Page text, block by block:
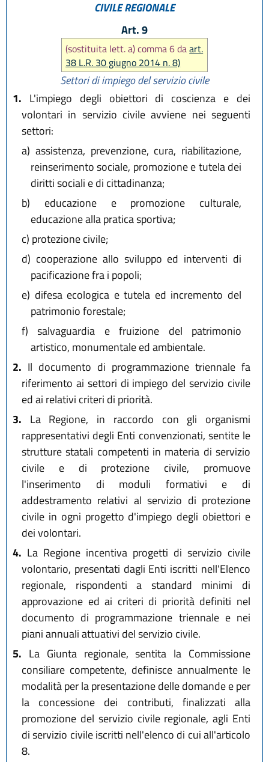
CIVILE REGIONALE
Art. 9
(sostituita lett. a) comma 6 daart.
38 L.R. 30 giugno 2014 n. 8)
Settori di impiego del servizio civile
1. L'impiego degli obiettori di coscienza e dei
volontari in servizio civile avviene nei seguenti
settori:
a) assistenza, prevenzione, cura, riabilitazione,
reinserimento sociale, promozione e tutela dei
diritti sociali e di cittadinanza;
b) educazione e promozione culturale,
educazione alla pratica sportiva;
c) protezione civile;
d) cooperazione allo sviluppo ed interventi di
pacificazione fra i popoli;
e) difesa ecologica e tutela ed incremento del
patrimonio forestale;
f) salvaguardia e fruizione del patrimonio
artistico, monumentale ed ambientale.
2. Il documento di programmazione triennale fa
riferimento ai settori di impiego del servizio civile
ed ai relativi criteri di priorità.
3. La Regione, in raccordo con gli organismi
rappresentativi degli Enti convenzionati, sentite le
strutture statali competenti in materia di servizio
civile e di protezione civile, promuove
l'inserimento di moduli formativi e di
addestramento relativi al servizio di protezione
civile in ogni progetto d'impiego degli obiettori e
dei volontari.
4. La Regione incentiva progetti di servizio civile
volontario, presentati dagli Enti iscritti nell'Elenco
regionale, rispondenti a standard minimi di
approvazione ed ai criteri di priorità definiti nel
documento di programmazione triennale e nei
piani annuali attuativi del servizio civile.
5. La Giunta regionale, sentita la Commissione
consiliare competente, definisce annualmente le
modalità per la presentazione delle domande e per
la concessione dei contributi, finalizzati alla
promozione del servizio civile regionale, agli Enti
di servizio civile iscritti nell'elenco di cui all'articolo
8.